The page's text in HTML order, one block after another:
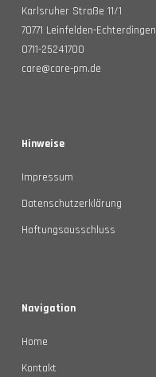
Karlsruher Straße 11/1
70771 Leinfelden-Echterdingen
0711-25241700
care@care-pm.de
Hinweise
Impressum
Datenschutzerklärung
Haftungsausschluss
Navigation
Home
Kontakt